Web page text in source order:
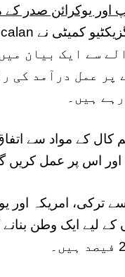
اور یوکرائن صدر کے
سے ایک بیان
پر عمل درآمد کی
ہیں۔
کال کے مواد سے
اس پر عمل کریں
ترکی، امریکہ اور